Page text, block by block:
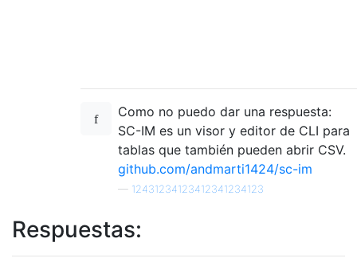
Como no puedo dar una respuesta:
SC-IM es un visor y editor de CLI para
tablas que también pueden abrir CSV.
github.com/andmarti1424/sc-im
— 12431234123412341234123
Respuestas: